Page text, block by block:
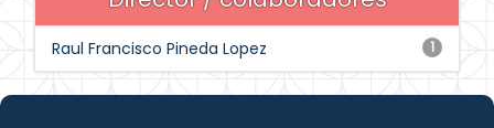
1
Raul Francisco Pineda Lopez